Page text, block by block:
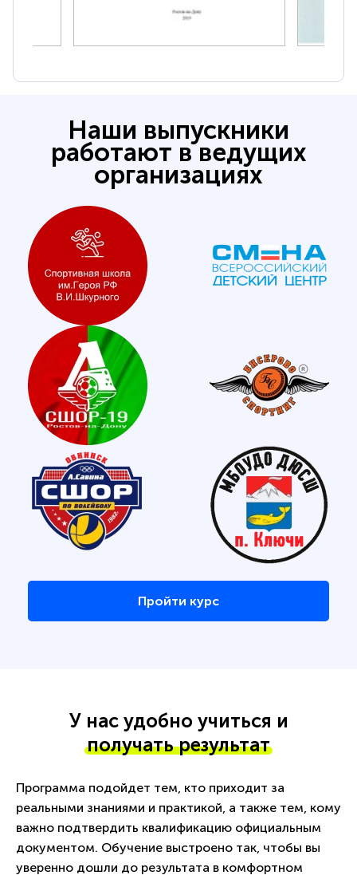
Наши выпускники
работают в ведущих
организациях
Пройти курс
У нас удобно учиться и
получать результат
Программа подойдет тем, кто приходит за
реальными знаниями и практикой, а также тем, кому
важно подтвердить квалификацию официальным
документом. Обучение выстроено так, чтобы вы
уверенно дошли до результата в комфортном